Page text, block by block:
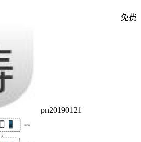
pn20190121
免费